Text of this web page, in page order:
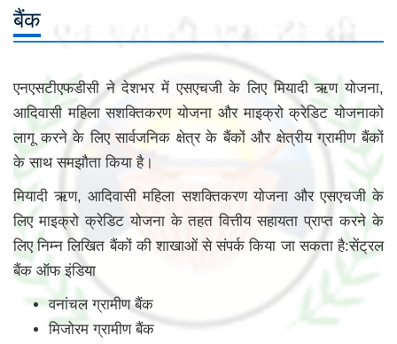
बैंक
एनएसटीएफडीसी ने देशभर में एसएचजी के लिए मियादी ऋण योजना,
आदिवासी महिला सशक्तिकरण योजना और माइक्रो क्रेडिट योजनाको
लागू करने के लिए सार्वजनिक क्षेत्र के बैंकों और क्षेत्रीय ग्रामीण बैंकों
के साथ समझौता किया है।
मियादी ऋण, आदिवासी महिला सशक्तिकरण योजना और एसएचजी के
लिए माइक्रो क्रेडिट योजना के तहत वित्तीय सहायता प्राप्त करने के
लिए निम्न लिखित बैंकों की शाखाओं से संपर्क किया जा सकता है:सेंट्रल
बैंक ऑफ इंडिया
वनांचल ग्रामीण बैंक
मिजोरम ग्रामीण बैंक